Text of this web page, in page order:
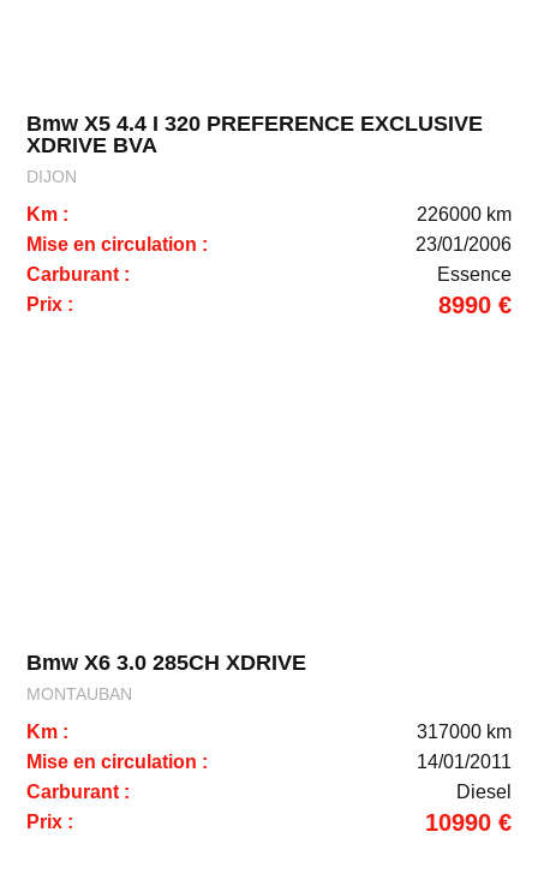
Bmw X5 4.4 I 320 PREFERENCE EXCLUSIVE
XDRIVE BVA
DIJON
Km :
226000 km
Mise en circulation :
23/01/2006
Carburant :
Essence
Prix :
8990 €
Bmw X6 3.0 285CH XDRIVE
MONTAUBAN
Km :
317000 km
Mise en circulation :
14/01/2011
Carburant :
Diesel
Prix :
10990 €